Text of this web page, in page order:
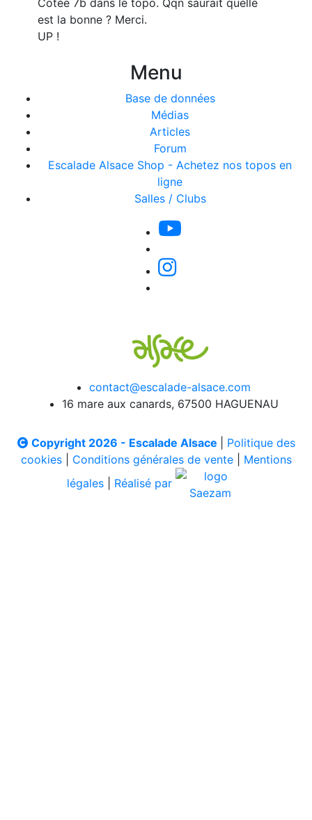
Cotée 7b dans le topo. Qqn saurait quelle
est la bonne ? Merci.
UP !
Menu
Base de données
Médias
Articles
Forum
Escalade Alsace Shop - Achetez nos topos en
ligne
Salles / Clubs
contact@escalade-alsace.com
16 mare aux canards, 67500 HAGUENAU
Copyright 2026 - Escalade Alsace
Politique des
cookies| Conditions générales de vente| Mentions
légales
Réalisé par